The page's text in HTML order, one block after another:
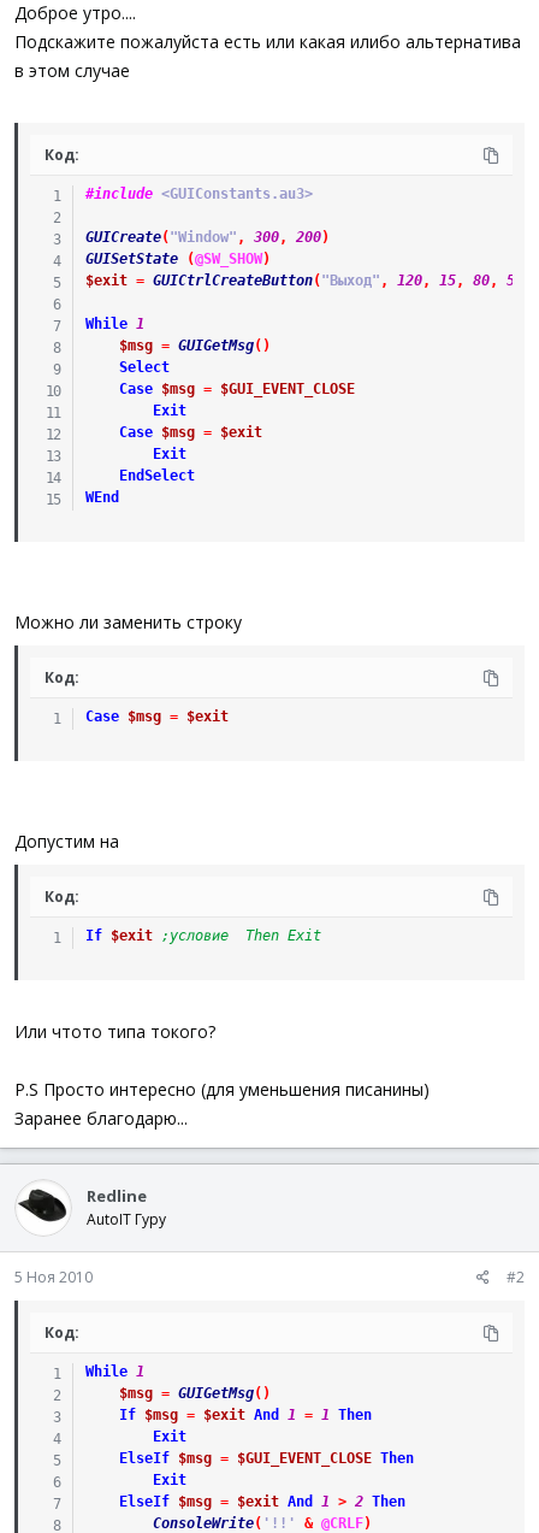
Доброе утро....
Подскажите пожалуйста есть или какая илибо альтернатива
в этом случае
Код:
#include <GUIConstants.au3>
GUICreate( "Window" , 300, 200)
GUISetState
(@SW_SHOW)
$exit = GUICtrlCreateButton( "Выход" , 120, 15, 80, 50
While 1
$msg = GUIGetMsg( )
Select
Case
$msg =
$GUI_EVENT_CLOSE
Exit
Case
$msg =
$exit
Exit
EndSelect
WEnd
Можно ли заменить строку
Код:
Case $msg = $exit
Допустим на
Код:
If $exit ;условие  Then Exit
Или чтото типа токого?
P.S Просто интересно (для уменьшения писанины)
Заранее благодарю...
Redline
AutoIT Гуру
5 Ноя 2010 #2
Код:
While 1
$msg = GUIGetMsg( )
If
$msg = $exit And 1 = 1 Then
Exit
ElseIf
$msg = $GUI_EVENT_CLOSE Then
Exit
ElseIf
$msg = $exit And 1 > 2 Then
ConsoleWrite( '!!' & @CRLF)